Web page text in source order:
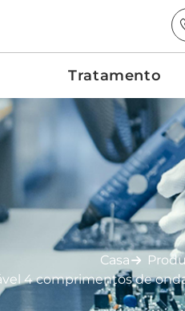
Tratamento
Casa
4 comprimentos de